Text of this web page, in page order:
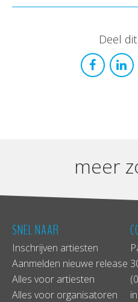
Deel
meer
SNEL NAAR
Inschrijven artiesten
Aanmelden nieuwe release
Alles voor artiesten
Alles voor organisatoren